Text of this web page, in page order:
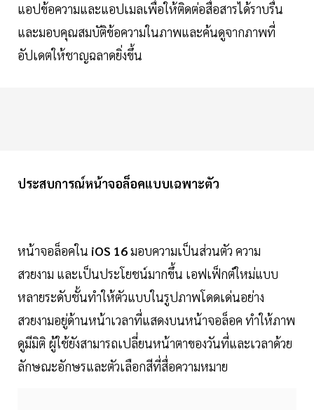
แอปข้อความและแอปเมลเพื่อให้ติดต่อสื่อสารได้ราบรื่น
และมอบคุณสมบัติข้อความในภาพและค้นดูจากภาพที่
อัปเดตให้ชาญฉลาดยิ่งขึ้น
ประสบการณ์หน้าจอล็อคแบบเฉพาะตัว
หน้าจอล็อคใน iOS 16มอบความเป็นส่วนตัว ความ
สวยงาม และเป็นประโยชน์มากขึ้น เอฟเฟ็กต์ใหม่แบบ
หลายระดับชั้นทำให้ตัวแบบในรูปภาพโดดเด่นอย่าง
สวยงามอยู่ด้านหน้าเวลาที่แสดงบนหน้าจอล็อค ทำให้ภาพ
ดูมีมิติ ผู้ใช้ยังสามารถเปลี่ยนหน้าตาของวันที่และเวลาด้วย
ลักษณะอักษรและตัวเลือกสีที่สื่อความหมาย